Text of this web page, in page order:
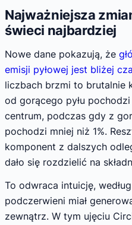
Najważniejsza
świeci najbardziej
Nowe dane pokazują, że
emisji pyłowej jest bliżej
liczbach brzmi to brutalnie
od gorącego pyłu
centrum, podczas gdy z
pochodzi mniej niż 1%.
komponent z dalszych
dało się rozdzielić na
To odwraca intuicję,
podczerwieni miał
zewnątrz. W tym ujęciu